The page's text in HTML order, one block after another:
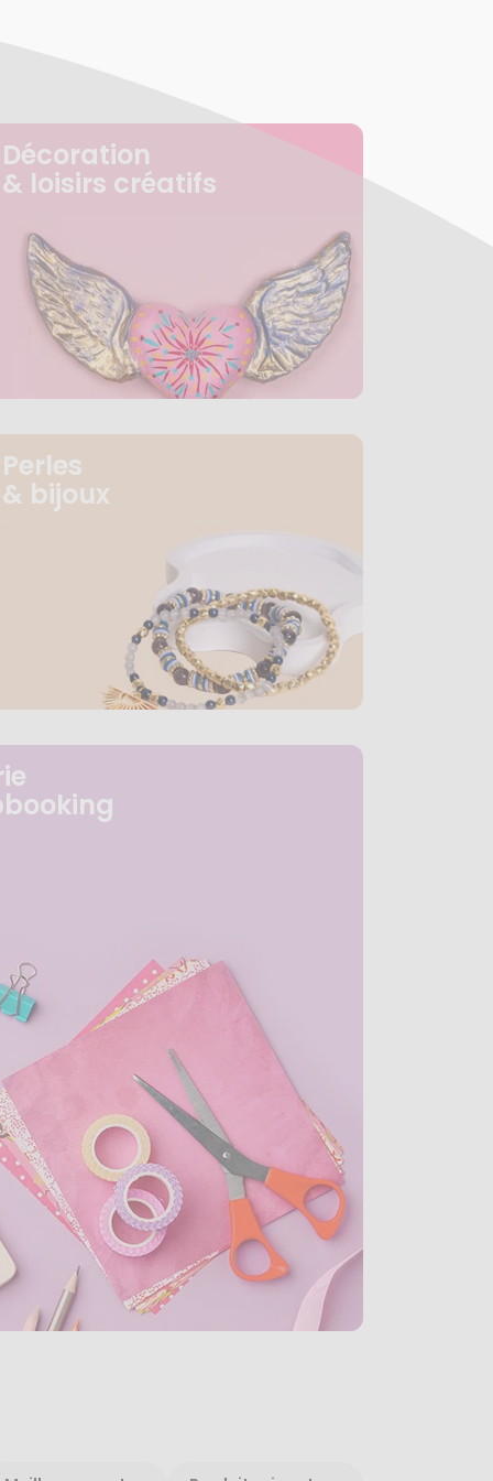
Décoration
& loisirs créatifs
Perles
& bijoux